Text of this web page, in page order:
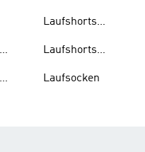
Laufshorts
Laufshorts
Laufsocken